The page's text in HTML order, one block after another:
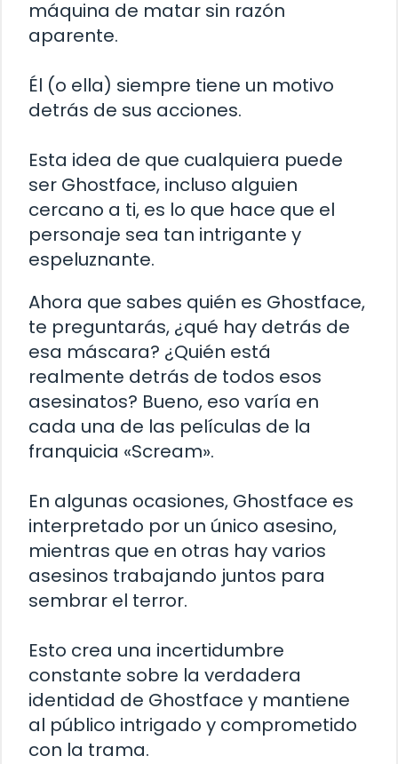
máquina de matar sin razón
aparente.
Él (o ella) siempre tiene un motivo
detrás de sus acciones.
Esta idea de que cualquiera puede
ser Ghostface, incluso alguien
cercano a ti, es lo que hace que el
personaje sea tan intrigante y
espeluznante.
Ahora que sabes quién es Ghostface,
te preguntarás, ¿qué hay detrás de
esa máscara? ¿Quién está
realmente detrás de todos esos
asesinatos? Bueno, eso varía en
cada una de las películas de la
franquicia «Scream».
En algunas ocasiones, Ghostface es
interpretado por un único asesino,
mientras que en otras hay varios
asesinos trabajando juntos para
sembrar el terror.
Esto crea una incertidumbre
constante sobre la verdadera
identidad de Ghostface y mantiene
al público intrigado y comprometido
con la trama.